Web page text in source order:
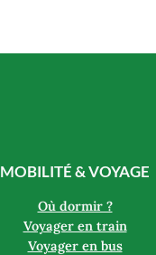
MOBILITÉ & VOYAGE
Où dormir ?
Voyager en train
Voyager en bus